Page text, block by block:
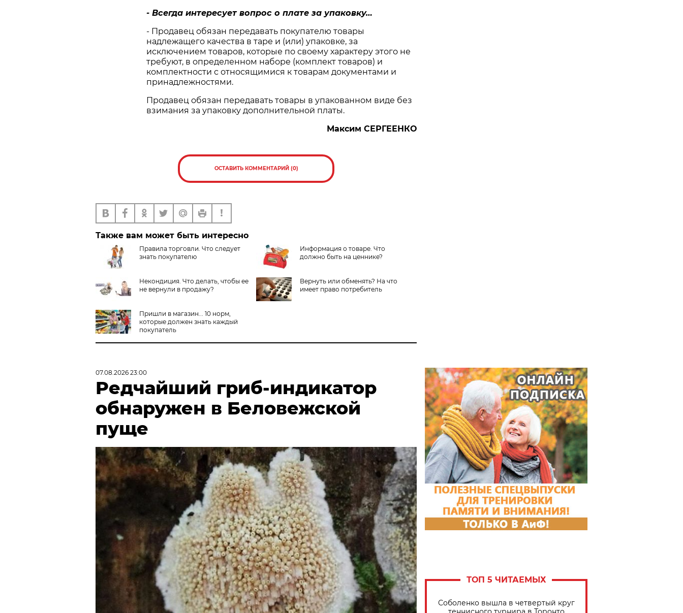
- Всегда интересует вопрос о плате за упаковку…
- Продавец обязан передавать покупателю товары
надлежащего качества в таре и (или) упаковке, за
исключением товаров, которые по своему характеру этого не
требуют, в определенном наборе (комплект товаров) и
комплектности с относящимися к товарам документами и
принадлежностями.
Продавец обязан передавать товары в упакованном виде без
взимания за упаковку дополнительной платы.
Максим СЕРГЕЕНКО
ОСТАВИТЬ КОММЕНТАРИЙ (0)
Также вам может быть интересно
Правила торговли. Что следует
знать покупателю
Информация о товаре. Что
должно быть на ценнике?
Некондиция. Что делать, чтобы ее
не вернули в продажу?
Вернуть или обменять? На что
имеет право потребитель
Пришли в магазин... 10 норм,
которые должен знать каждый
покупатель
07.08.2026 23:00
Редчайший гриб-индикатор
обнаружен в Беловежской
пуще
ТОП 5 ЧИТАЕМЫХ
Соболенко вышла в четвертый круг